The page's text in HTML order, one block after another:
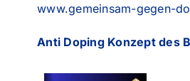
www.gemeinsam-gegen-
Anti Doping Konzept des